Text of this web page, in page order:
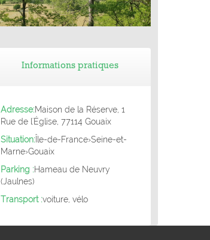
Balade familiale dans le Vaucluse
Informations pratiques
Adresse:Maison de la Réserve, 1
Rue de l'Église, 77114 Gouaix
Situation: Île-de-France›Seine-et-
Marne›Gouaix
Parking :Hameau de Neuvry
(Jaulnes)
Transport :voiture, vélo